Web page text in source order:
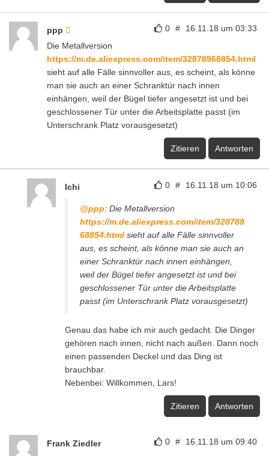
0 # 16.11.18 um 03:33
ppp
Die Metallversion
https://m.de.aliexpress.com/item/32878968854.html
sieht auf alle Fälle sinnvoller aus, es scheint, als könne
man sie auch an einer Schranktür nach innen
einhängen, weil der Bügel tiefer angesetzt ist und bei
geschlossener Tür unter die Arbeitsplatte passt (im
Unterschrank Platz vorausgesetzt)
Zitieren Antworten
0 # 16.11.18 um 10:06
Ichi
@ppp: Die Metallversion
https://m.de.aliexpress.com/item/328789
68854.html sieht auf alle Fälle sinnvoller
aus, es scheint, als könne man sie auch an
einer Schranktür nach innen einhängen,
weil der Bügel tiefer angesetzt ist und bei
geschlossener Tür unter die Arbeitsplatte
passt (im Unterschrank Platz vorausgesetzt)
Genau das habe ich mir auch gedacht. Die Dinger
gehören nach innen, nicht nach außen. Dann noch
einen passenden Deckel und das Ding ist
brauchbar.
Nebenbei: Willkommen, Lars!
Zitieren Antworten
0 # 16.11.18 um 09:40
Frank Ziedler